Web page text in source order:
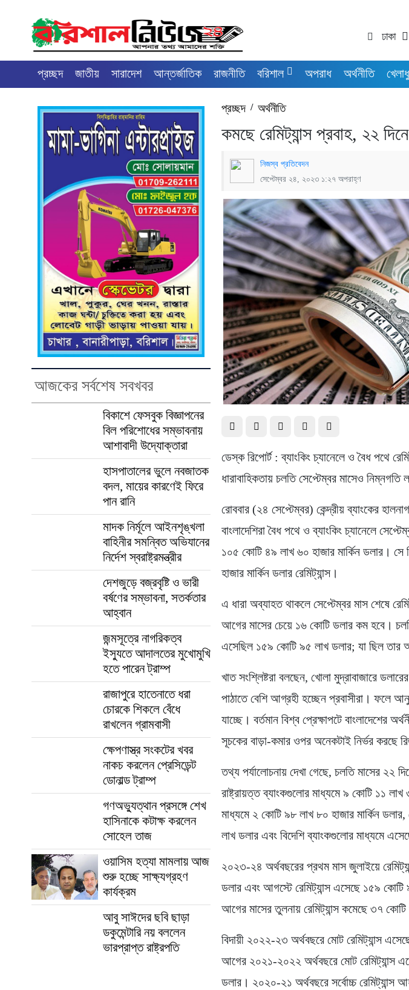
ঢাকা
প্রচ্ছদ জাতীয় সারাদেশ আন্তর্জাতিক রাজনীতি বরিশাল অপরাধ অর্থনীতি
আজকের সর্বশেষ সবখবর
বিকাশে ফেসবুক বিজ্ঞাপনের
বিল পরিশোধের সম্ভাবনায়
আশাবাদী উদ্যোক্তারা
হাসপাতালের ভুলে নবজাতক
বদল, মায়ের কারণেই ফিরে
পান রানি
মাদক নির্মূলে আইনশৃঙ্খলা
বাহিনীর সমন্বিত অভিযানের
নির্দেশ স্বরাষ্ট্রমন্ত্রীর
দেশজুড়ে বজ্রবৃষ্টি ও ভারী
বর্ষণের সম্ভাবনা, সতর্কতার
আহ্বান
জন্মসূত্রে নাগরিকত্ব
ইস্যুতে আদালতের মুখোমুখি
হতে পারেন ট্রাম্প
রাজাপুরে হাতেনাতে ধরা
চোরকে শিকলে বেঁধে
রাখলেন গ্রামবাসী
ক্ষেপণাস্ত্র সংকটের খবর
নাকচ করলেন প্রেসিডেন্ট
ডোনাল্ড ট্রাম্প
গণঅভ্যুত্থান প্রসঙ্গে শেখ
হাসিনাকে কটাক্ষ করলেন
সোহেল তাজ
ওয়াসিম হত্যা মামলায় আজ
শুরু হচ্ছে সাক্ষ্যগ্রহণ
কার্যক্রম
আবু সাঈদের ছবি ছাড়া
ডকুমেন্টারি নয় বললেন
ভারপ্রাপ্ত রাষ্ট্রপতি
প্রচ্ছদ/অর্থনীতি
কমছে রে‌মিট্যান্স প্রবাহ, ২২
নিজস্ব প্রতিবেদন
সেপ্টেম্বর ২৪, ২০২৩ ১:২৭ অপরাহ্ণ
ডেস্ক রিপোর্ট : ব্যাংকিং চ্যানেলে ও বৈধ পথে
ধারাবাহিকতায় চলতি সেপ্টেম্বর মাসেও
রোববার (২৪ সেপ্টেম্বর) কেন্দ্রীয় ব্যাংকের
বাংলাদেশিরা বৈধ পথে ও ব্যাংকিং চ্যানেলে
১০৫ কোটি ৪৯ লাখ ৬০ হাজার মার্কিন ডলার।
হাজার মার্কিন ডলার রেমিট্যান্স।
এ ধারা অব্যাহত থাকলে সেপ্টেম্বর মাস শেষে
আগের মাসের চেয়ে ১৬ কোটি ডলার কম হবে।
এসেছিল ১৫৯ কোটি ৯৫ লাখ ডলার; যা ছিল তার
খাত সংশ্লিষ্টরা বলছেন, খোলা মুদ্রাবাজারে
পাঠাতে বেশি আগ্রহী হচ্ছেন প্রবাসীরা। ফলে
যাচ্ছে। বর্তমান বিশ্ব প্রেক্ষাপটে বাংলাদেশের
সূচকের বাড়া-কমার ওপর অনেকটাই নির্ভর করছে
তথ্য পর্যালোচনায় দেখা গেছে, চলতি মাসের ২২
রাষ্ট্রায়ত্ত ব্যাংকগুলোর মাধ্যমে ৯ কোটি ১১ লাখ
মাধ্যমে ২ কোটি ৯৮ লাখ ৮০ হাজার মার্কিন
লাখ ডলার এবং বিদেশি ব্যাংকগুলোর মাধ্যমে
২০২৩-২৪ অর্থবছরের প্রথম মাস জুলাইয়ে
ডলার এবং আগস্টে রেমিট্যান্স এসেছে ১৫৯
আগের মাসের তুলনায় রেমিট্যান্স কমেছে ৩৭ কোটি
বিদায়ী ২০২২-২৩ অর্থবছরে মোট রেমিট্যান্স
আগের ২০২১-২০২২ অর্থবছরে মোট রেমিট্যান্স
ডলার। ২০২০-২১ অর্থবছরে সর্বোচ্চ রেমিট্যান্স